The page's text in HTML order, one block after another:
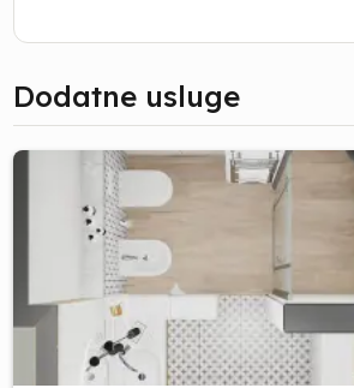
Dodatne usluge